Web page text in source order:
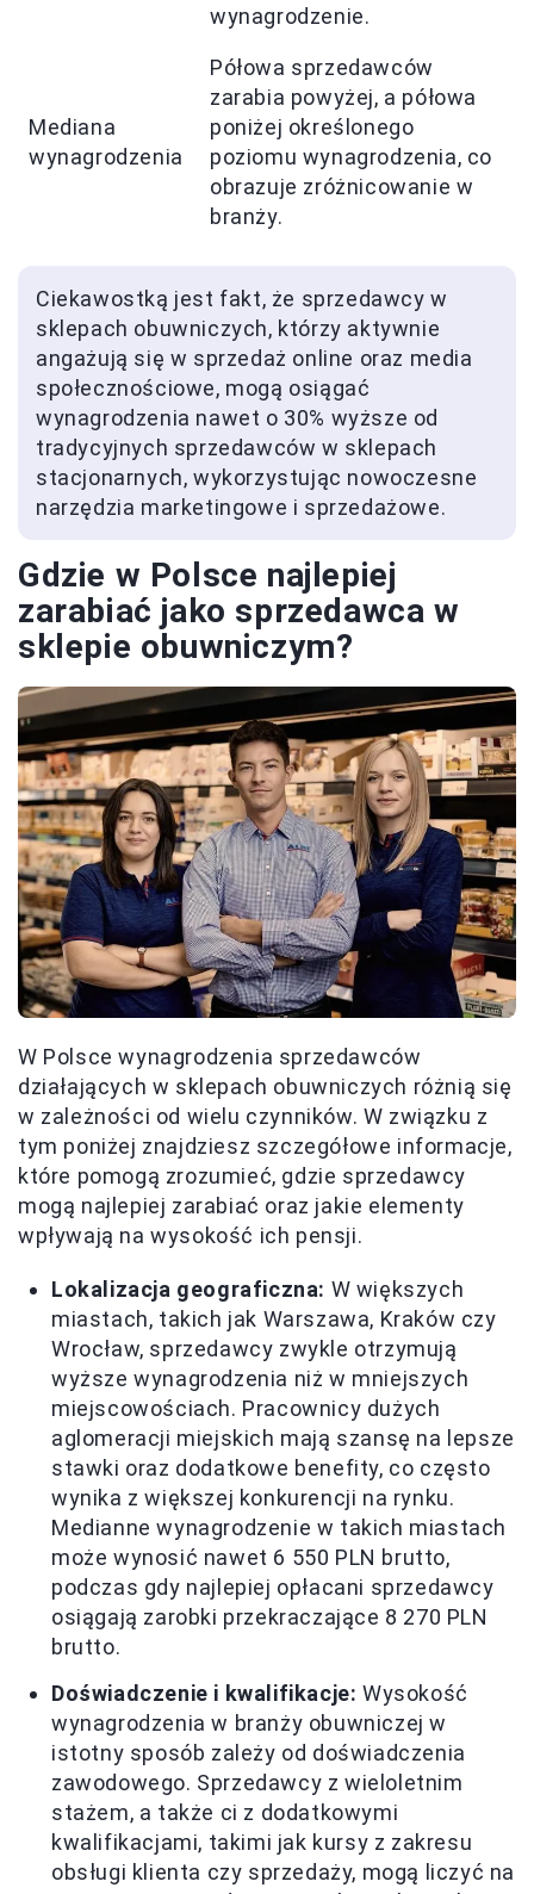
wynagrodzenie.
Mediana
wynagrodzenia
Półowa sprzedawców
zarabia powyżej, a półowa
poniżej określonego
poziomu wynagrodzenia, co
obrazuje zróżnicowanie w
branży.
Ciekawostką jest fakt, że sprzedawcy w
sklepach obuwniczych, którzy aktywnie
angażują się w sprzedaż online oraz media
społecznościowe, mogą osiągać
wynagrodzenia nawet o 30% wyższe od
tradycyjnych sprzedawców w sklepach
stacjonarnych, wykorzystując nowoczesne
narzędzia marketingowe i sprzedażowe.
Gdzie w Polsce najlepiej
zarabiać jako sprzedawca w
sklepie obuwniczym?
W Polsce wynagrodzenia sprzedawców
działających w sklepach obuwniczych różnią się
w zależności od wielu czynników. W związku z
tym poniżej znajdziesz szczegółowe informacje,
które pomogą zrozumieć, gdzie sprzedawcy
mogą najlepiej zarabiać oraz jakie elementy
wpływają na wysokość ich pensji.
Lokalizacja geograficzna: W większych
miastach, takich jak Warszawa, Kraków czy
Wrocław, sprzedawcy zwykle otrzymują
wyższe wynagrodzenia niż w mniejszych
miejscowościach. Pracownicy dużych
aglomeracji miejskich mają szansę na lepsze
stawki oraz dodatkowe benefity, co często
wynika z większej konkurencji na rynku.
Medianne wynagrodzenie w takich miastach
może wynosić nawet 6 550 PLN brutto,
podczas gdy najlepiej opłacani sprzedawcy
osiągają zarobki przekraczające 8 270 PLN
brutto.
Doświadczenie i kwalifikacje: Wysokość
wynagrodzenia w branży obuwniczej w
istotny sposób zależy od doświadczenia
zawodowego. Sprzedawcy z wieloletnim
stażem, a także ci z dodatkowymi
kwalifikacjami, takimi jak kursy z zakresu
obsługi klienta czy sprzedaży, mogą liczyć na